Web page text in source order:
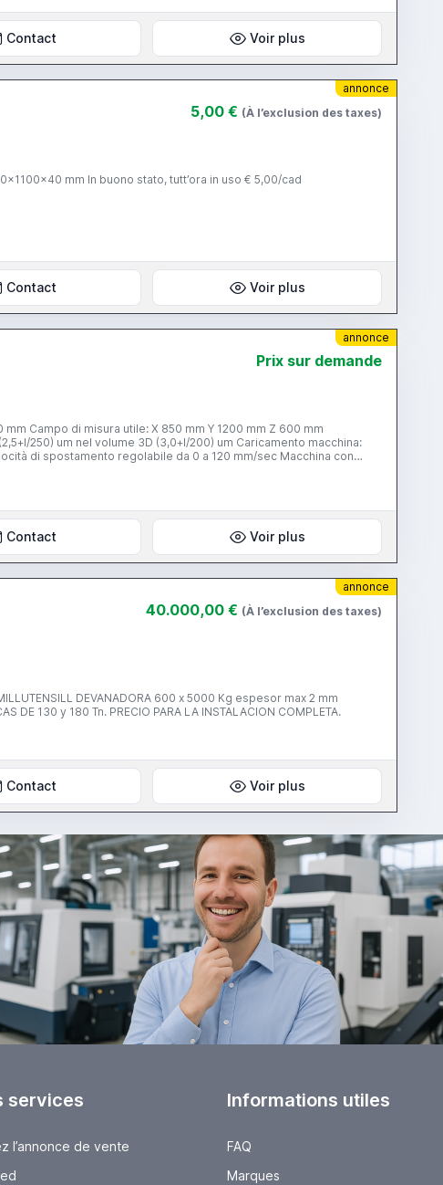
Contact Voir plus
annonce
5,00 € (À l’exclusion des taxes)
mm In buono stato, tutt’ora in uso € 5,00/cad
Contact Voir plus
annonce
Prix ​​sur demande
Campo di misura utile: X 850 mm Y 1200 mm Z 600 mm
250) um nel volume 3D (3,0+l/200) um Caricamento macchina:
di spostamento regolabile da 0 a 120 mm/sec Macchina con
antivibranti Armadio di controllo e microprocessori Quadro
Programma di misura UMESS Sfera di calibrazione dei tastatori
magazzino a rastrelliera con supporti per 5 gruppi di tastatori nr 10
e periferiche versione standard Kit tastatori 18pz Manuali di
Contact Voir plus
annonce
40.000,00 € (À l’exclusion des taxes)
Contact Voir plus
services
l’annonce de vente
Informations utiles
FAQ
Marques